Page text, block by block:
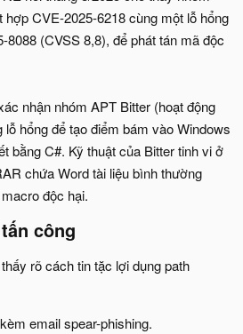
CVE-2025-6218 cùng một lỗ hổng
(CVSS 8,8), để phát tán mã độc
nhận nhóm APT Bitter (hoạt động
hổng để tạo điểm bám vào Windows
bằng C#. Kỹ thuật của Bitter tinh vi ở
chứa Word tài liệu bình thường
độc hại.
công​
rõ cách tin tặc lợi dụng path
email spear-phishing.